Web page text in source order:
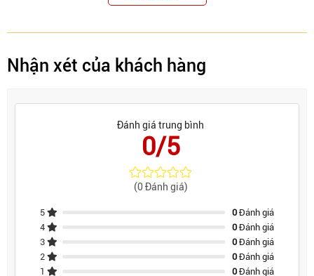
Nhận xét của khách hàng
Đánh giá trung bình
0/5
(0 Đánh giá)
5 0Đánh giá
4
0Đánh giá
3
0Đánh giá
2
0Đánh giá
1
0Đánh giá